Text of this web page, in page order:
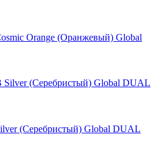
Orange (Оранжевый) Global
(Серебристый) Global DUAL